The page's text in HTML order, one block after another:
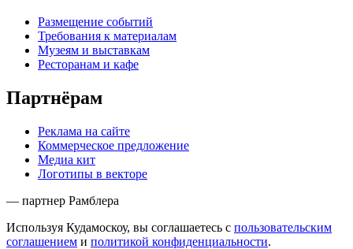
Размещение событий
Требования к материалам
Музеям и выставкам
Ресторанам и кафе
Партнёрам
Реклама на сайте
Коммерческое предложение
Медиа кит
Логотипы в векторе
— партнер Рамблера
Используя Кудамоскоу, вы соглашаетесь с пользовательским
соглашением и политикой конфиденциальности.